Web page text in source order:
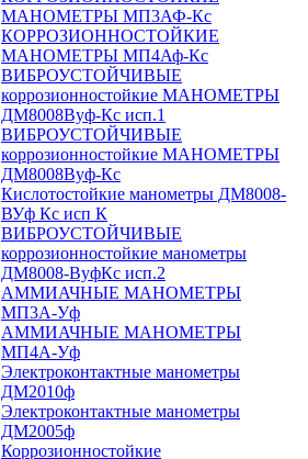
МАНОМЕТРЫ МП3АФ-Кс
КОРРОЗИОННОСТОЙКИЕ
МАНОМЕТРЫ МП4Аф-Кс
ВИБРОУСТОЙЧИВЫЕ
коррозионностойкие МАНОМЕТРЫ
ДМ8008Вуф-Кс исп.1
ВИБРОУСТОЙЧИВЫЕ
коррозионностойкие МАНОМЕТРЫ
ДМ8008Вуф-Кс
Кислотостойкие манометры ДМ8008-
ВУф Кс исп К
ВИБРОУСТОЙЧИВЫЕ
коррозионностойкие манометры
ДМ8008-ВуфКс исп.2
АММИАЧНЫЕ МАНОМЕТРЫ
МП3А-Уф
АММИАЧНЫЕ МАНОМЕТРЫ
МП4А-Уф
Электроконтактные манометры
ДМ2010ф
Электроконтактные манометры
ДМ2005ф
Коррозионностойкие